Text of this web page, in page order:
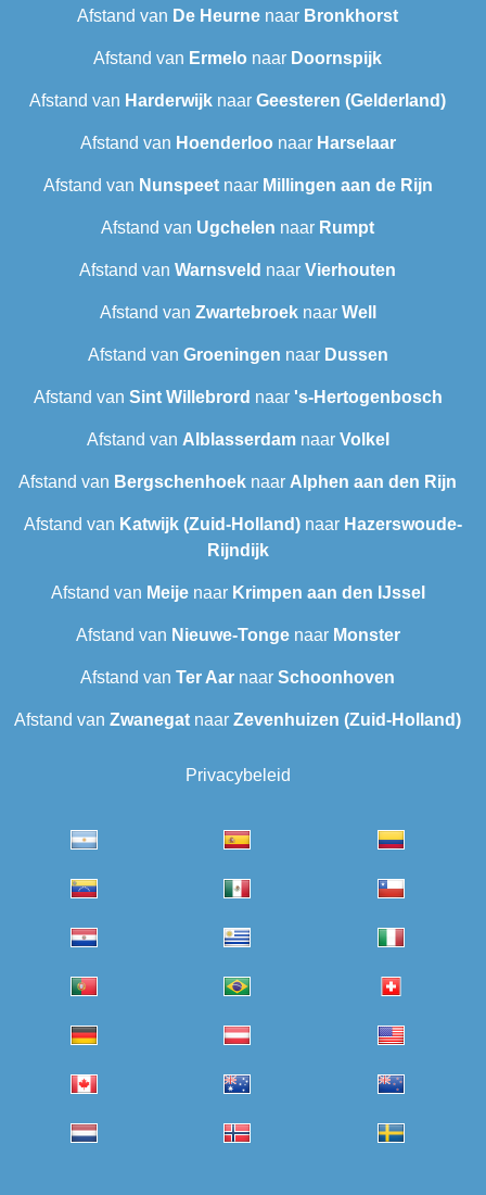
Afstand van De Heurne naar Bronkhorst
Afstand van Ermelo naar Doornspijk
Afstand van Harderwijk naar Geesteren (Gelderland)
Afstand van Hoenderloo naar Harselaar
Afstand van Nunspeetnaar Millingen aan de Rijn
Afstand van Ugchelen naar Rumpt
Afstand van Warnsveld naar Vierhouten
Afstand van Zwartebroeknaar Well
Afstand van Groeningen naar Dussen
Afstand van Sint Willebrord naar 's-Hertogenbosch
Afstand van Alblasserdamnaar Volkel
Afstand van Bergschenhoek naar Alphen aan den Rijn
Afstand van Katwijk (Zuid-Holland) naar Hazerswoude-
Rijndijk
Afstand van Meijenaar Krimpen aan den IJssel
Afstand van Nieuwe-Tongenaar Monster
Afstand van Ter Aar‎ naar Schoonhoven
Afstand van Zwanegat naar Zevenhuizen (Zuid-Holland)
Privacybeleid